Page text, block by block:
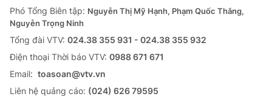
Phó Tổng Biên tập: Nguyễn Thị Mỹ Hạnh, Phạm Quốc Thắng,
Nguyễn Trọng Ninh
Tổng đài VTV: 024.38 355 931 - 024.38 355 932
Ðiện thoại Thời báo VTV: 0988 671 671
Email: toasoan@vtv.vn
Liên hệ quảng cáo: (024) 626 79595